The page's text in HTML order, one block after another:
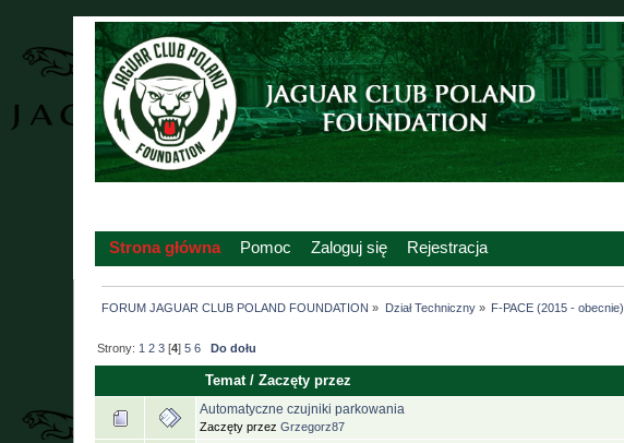
Strona główna Pomoc Zaloguj się Rejestracja
FORUM JAGUAR CLUB POLAND FOUNDATION » Dział Techniczny» F-PACE (2015 - obecnie)
Strony: 1 2 3 [4]5 6 Do dołu
Temat/Zaczęty przez
Automatyczne czujniki parkowania
Zaczęty przezGrzegorz87